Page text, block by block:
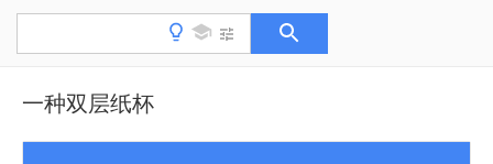
一种双层纸杯